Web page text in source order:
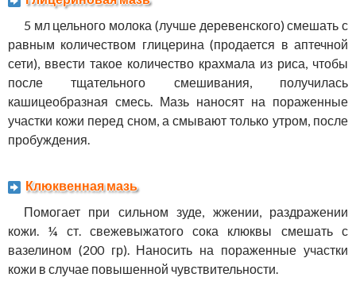
5 мл цельного молока (лучше деревенского) смешать с
равным количеством глицерина (продается в аптечной
сети), ввести такое количество крахмала из риса, чтобы
после тщательного смешивания, получилась
кашицеобразная смесь. Мазь наносят на пораженные
участки кожи перед сном, а смывают только утром, после
пробуждения.
Клюквенная мазь
Помогает при сильном зуде, жжении, раздражении
кожи. ¼ ст. свежевыжатого сока клюквы смешать с
вазелином (200 гр). Наносить на пораженные участки
кожи в случае повышенной чувствительности.